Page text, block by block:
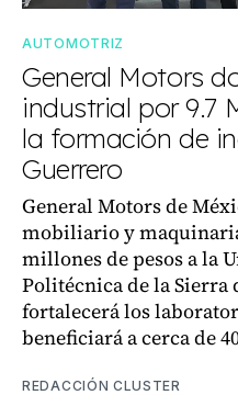
AUTOMOTRIZ
General Motors
industrial por 9.7
la formación de
Guerrero
General Motors de
mobiliario y
millones de pesos a la
Politécnica de la Sierra
fortalecerá los
beneficiará a cerca de
REDACCIÓN CLUSTER